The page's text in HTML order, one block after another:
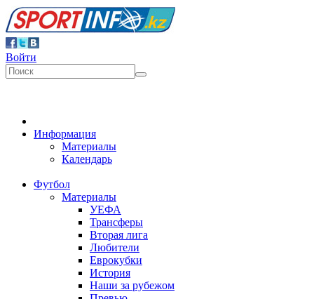
Войти
Информация
Материалы
Календарь
Футбол
Материалы
УЕФА
Трансферы
Вторая лига
Любители
Еврокубки
История
Наши за рубежом